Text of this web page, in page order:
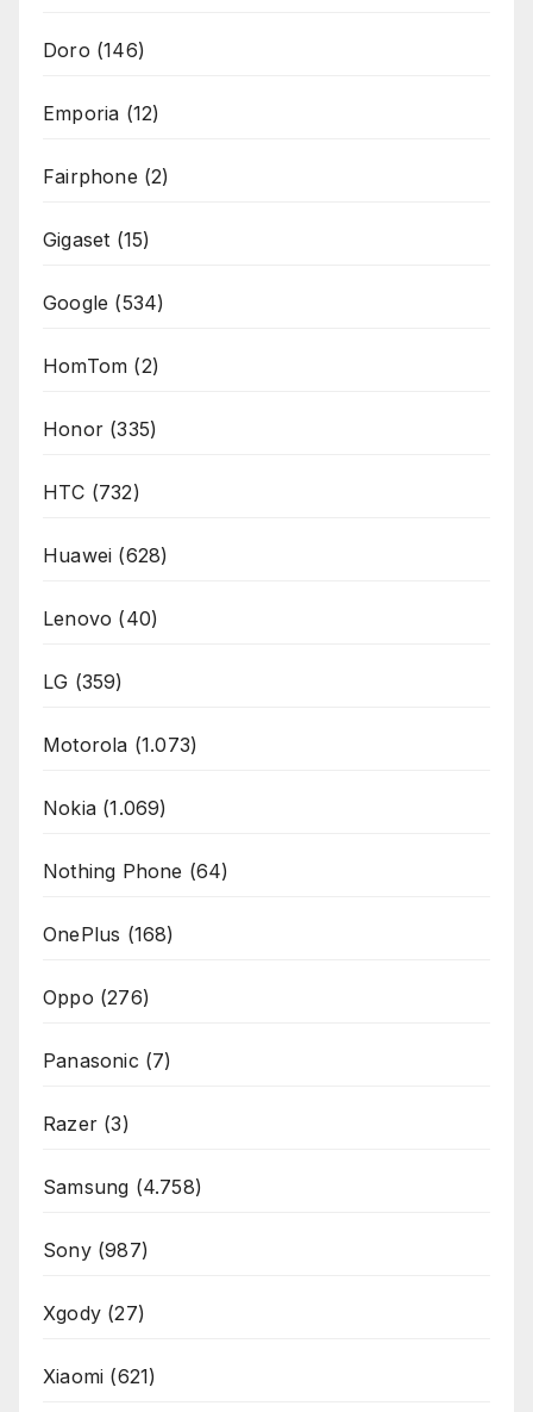
Doro (146)
Emporia (12)
Fairphone (2)
Gigaset (15)
Google (534)
HomTom (2)
Honor (335)
HTC (732)
Huawei (628)
Lenovo (40)
LG (359)
Motorola (1.073)
Nokia (1.069)
Nothing Phone (64)
OnePlus (168)
Oppo (276)
Panasonic (7)
Razer (3)
Samsung (4.758)
Sony(987)
Xgody (27)
Xiaomi (621)